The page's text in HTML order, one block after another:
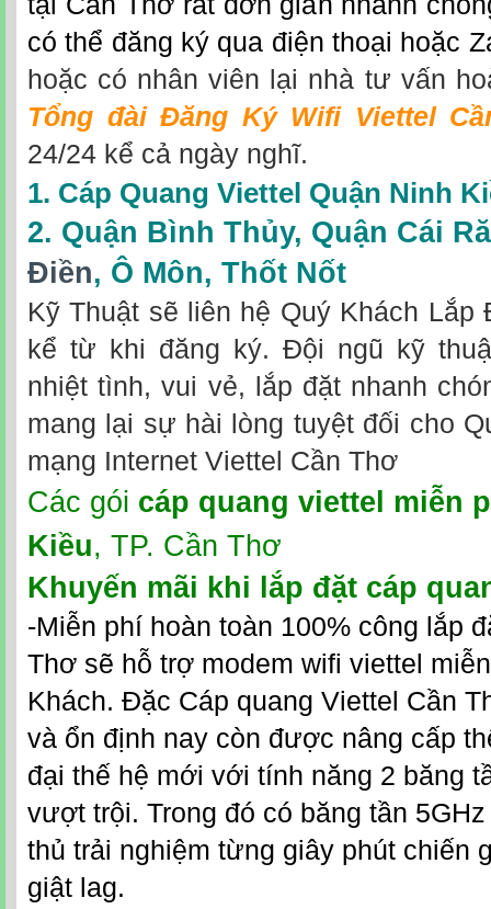
có thể đăng ký qua điện thoại hoặc
hoặc có nhân viên lại nhà tư vấn
Tổng đài Đăng Ký Wifi Viettel
24/24 kể cả ngày nghĩ.
1. Cáp Quang Viettel Quận Ninh
2. Quận Bình Thủy, Quận Cái
Điền, Ô Môn, Thốt Nốt
Kỹ Thuật sẽ liên hệ Quý Khách Lắp
kể từ khi đăng ký. Đội ngũ kỹ
nhiệt tình, vui vẻ, lắp đặt nhanh
mang lại sự hài lòng tuyệt đối cho
mạng Internet Viettel Cần Thơ
Các gói cáp quang viettel miễn
Kiều, TP. Cần Thơ
Khuyến mãi khi lắp đặt cáp
-Miễn phí hoàn toàn 100% công lắp
Thơ sẽ hỗ trợ modem wifi viettel
Khách. Đặc Cáp quang Viettel Cần
và ổn định nay còn được nâng cấp
đại thế hệ mới với tính năng 2 băng
vượt trội. Trong đó có băng tần
thủ trải nghiệm từng giây phút chiến
giật lag.